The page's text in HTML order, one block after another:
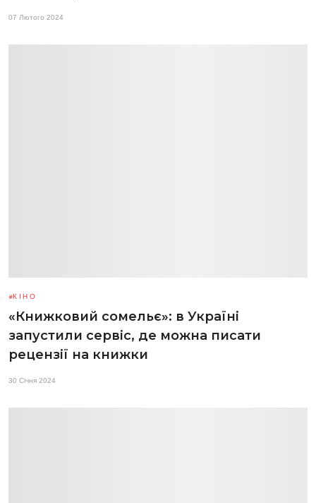
07 Лютого 2024
КІНО
«Книжковий сомельє»: в Україні
запустили сервіс, де можна писати
рецензії на книжки
30 Січня 2024